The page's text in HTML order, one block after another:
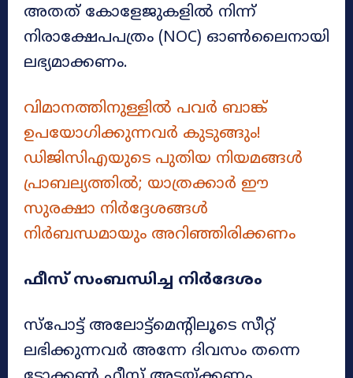
അതത് കോളേജുകളിൽ നിന്ന്
നിരാക്ഷേപപത്രം (NOC) ഓൺലൈനായി
ലഭ്യമാക്കണം.
വിമാനത്തിനുള്ളിൽ പവർ ബാങ്ക്
ഉപയോഗിക്കുന്നവർ കുടുങ്ങും!
ഡിജിസിഎയുടെ പുതിയ നിയമങ്ങൾ
പ്രാബല്യത്തിൽ; യാത്രക്കാർ ഈ
സുരക്ഷാ നിർദ്ദേശങ്ങൾ
നിർബന്ധമായും അറിഞ്ഞിരിക്കണം
ഫീസ് സംബന്ധിച്ച നിർദേശം
സ്‌പോട്ട് അലോട്ട്‌മെന്റിലൂടെ സീറ്റ്
ലഭിക്കുന്നവർ അന്നേ ദിവസം തന്നെ